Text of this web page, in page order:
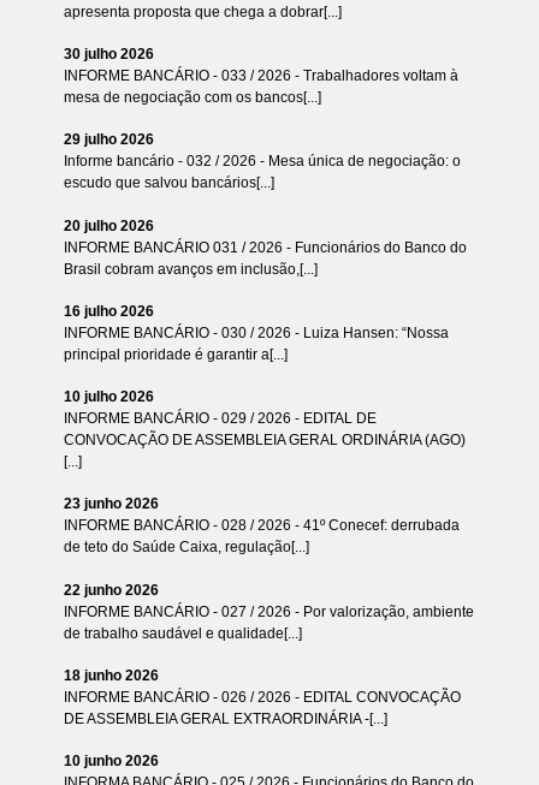
apresenta proposta que chega a dobrar[...]
30 julho 2026
INFORME BANCÁRIO - 033 / 2026 - Trabalhadores voltam à
mesa de negociação com os bancos[...]
29 julho 2026
Informe bancário - 032 / 2026 - Mesa única de negociação: o
escudo que salvou bancários[...]
20 julho 2026
INFORME BANCÁRIO 031 / 2026 - Funcionários do Banco do
Brasil cobram avanços em inclusão,[...]
16 julho 2026
INFORME BANCÁRIO - 030 / 2026 - Luiza Hansen: “Nossa
principal prioridade é garantir a[...]
10 julho 2026
INFORME BANCÁRIO - 029 / 2026 - EDITAL DE
CONVOCAÇÃO DE ASSEMBLEIA GERAL ORDINÁRIA (AGO)
[...]
23 junho 2026
INFORME BANCÁRIO - 028 / 2026 - 41º Conecef: derrubada
de teto do Saúde Caixa, regulação[...]
22 junho 2026
INFORME BANCÁRIO - 027 / 2026 - Por valorização, ambiente
de trabalho saudável e qualidade[...]
18 junho 2026
INFORME BANCÁRIO - 026 / 2026 - EDITAL CONVOCAÇÃO
DE ASSEMBLEIA GERAL EXTRAORDINÁRIA -[...]
10 junho 2026